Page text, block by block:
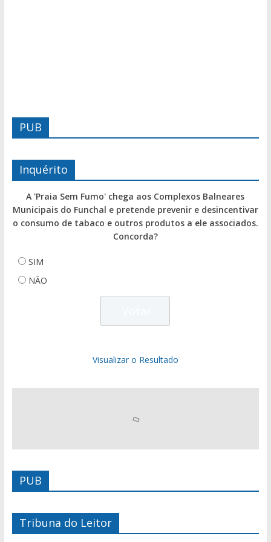
PUB
Inquérito
A 'Praia Sem Fumo' chega aos Complexos Balneares
Municipais do Funchal e pretende prevenir e desincentivar
o consumo de tabaco e outros produtos a ele associados.
Concorda?
SIM
NÃO
Visualizar o Resultado
PUB
Tribuna do Leitor